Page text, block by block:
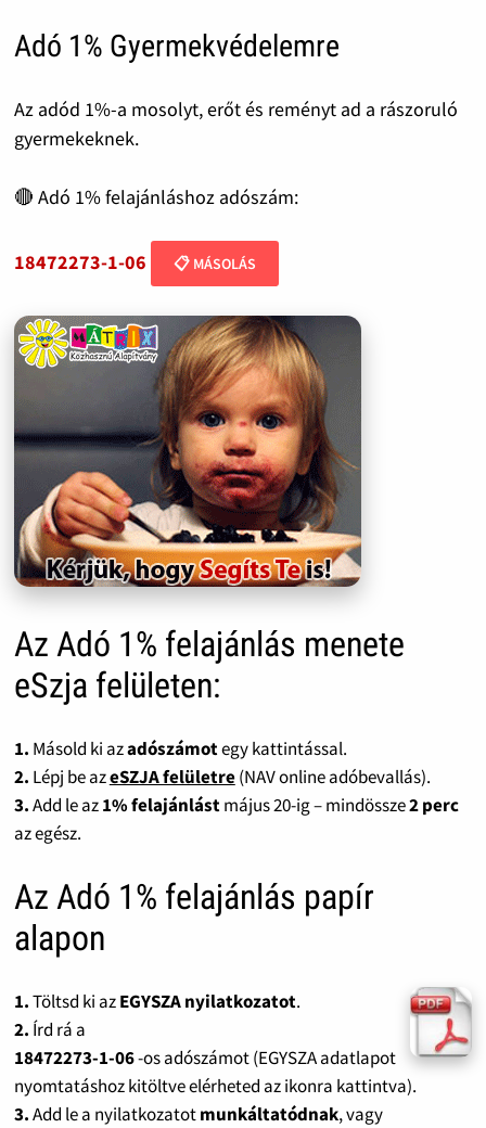
Adó 1% Gyermekvédelemre
Az adód 1%-a mosolyt, erőt és reményt ad a rászoruló
gyermekeknek.
🔴 Adó 1% felajánláshoz adószám:
18472273-1-06 📋 MÁSOLÁS
Az Adó 1% felajánlás menete
eSzja felületen:
1. Másold ki azadószámotegy kattintással.
2. Lépj be azeSZJA felületre(NAV online adóbevallás).
3.Add le az1% felajánlástmájus 20-ig – mindössze2 perc
az egész.
Az Adó 1% felajánlás papír
alapon
1.Töltsd ki azEGYSZA nyilatkozatot.
2. Írd rá a
18472273-1-06-os adószámot (EGYSZA adatlapot
nyomtatáshoz kitöltve elérheted az ikonra kattintva).
3.Add le a nyilatkozatotmunkáltatódnak, vagy